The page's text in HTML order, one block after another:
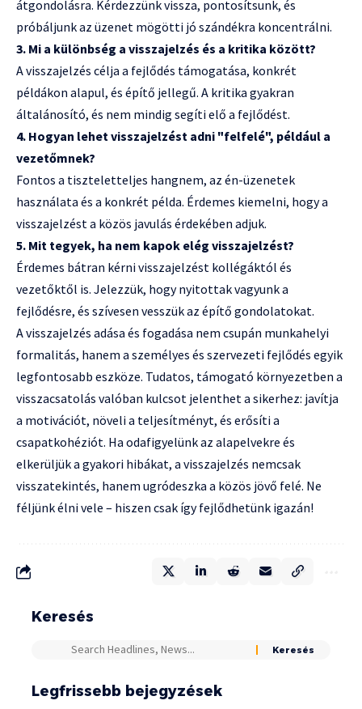
átgondolásra. Kérdezzünk vissza, pontosítsunk, és
próbáljunk az üzenet mögötti jó szándékra koncentrálni.
3. Mi a különbség a visszajelzés és a kritika között?
A visszajelzés célja a fejlődés támogatása, konkrét
példákon alapul, és építő jellegű. A kritika gyakran
általánosító, és nem mindig segíti elő a fejlődést.
4. Hogyan lehet visszajelzést adni "felfelé", például a
vezetőmnek?
Fontos a tiszteletteljes hangnem, az én-üzenetek
használata és a konkrét példa. Érdemes kiemelni, hogy a
visszajelzést a közös javulás érdekében adjuk.
5. Mit tegyek, ha nem kapok elég visszajelzést?
Érdemes bátran kérni visszajelzést kollégáktól és
vezetőktől is. Jelezzük, hogy nyitottak vagyunk a
fejlődésre, és szívesen vesszük az építő gondolatokat.
A visszajelzés adása és fogadása nem csupán munkahelyi
formalitás, hanem a személyes és szervezeti fejlődés egyik
legfontosabb eszköze. Tudatos, támogató környezetben a
visszacsatolás valóban kulcsot jelenthet a sikerhez: javítja
a motivációt, növeli a teljesítményt, és erősíti a
csapatkohéziót. Ha odafigyelünk az alapelvekre és
elkerüljük a gyakori hibákat, a visszajelzés nemcsak
visszatekintés, hanem ugródeszka a közös jövő felé. Ne
féljünk élni vele – hiszen csak így fejlődhetünk igazán!
Keresés
Legfrissebb bejegyzések